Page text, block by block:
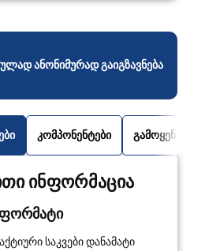
ანონიმურად გაიგზავნება
კომპონენტები გამოყენების
ინფორმაცია
საკვები დანამატი